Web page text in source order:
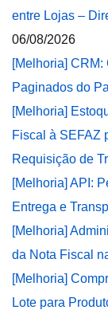
entre Lojas –
06/08/2026
[Melhoria]
Paginados do
[Melhoria]
Fiscal à SEFAZ
Requisição de
[Melhoria] API:
Entrega e
[Melhoria]
da Nota Fiscal
[Melhoria]
Lote para